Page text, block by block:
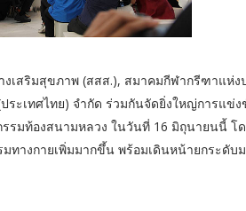
สริมสุขภาพ (สสส.), สมาคมกีฬากรีฑาแห่ง
ะเทศไทย) จำกัด ร่วมกันจัดยิ่งใหญ่การแข่ง
รรมท้องสนามหลวง ในวันที่ 16 มิถุนายนนี้ โ
ทางกายเพิ่มมากขึ้น พร้อมเดินหน้ายกระดั